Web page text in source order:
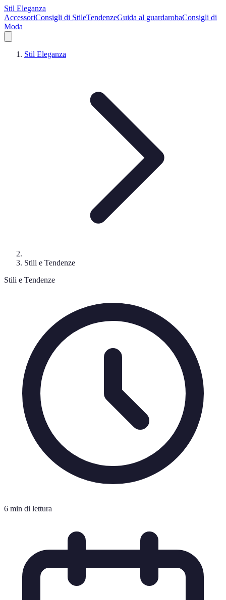
Stil Eleganza
AccessoriConsigli di StileTendenzeGuida al guardarobaConsigli di
Moda
Stil Eleganza
Stili e Tendenze
Stili e Tendenze
6 min di lettura